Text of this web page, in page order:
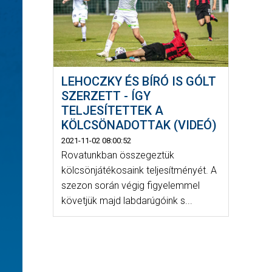
LEHOCZKY ÉS BÍRÓ IS GÓLT
SZERZETT - ÍGY
TELJESÍTETTEK A
KÖLCSÖNADOTTAK (VIDEÓ)
2021-11-02 08:00:52
Rovatunkban összegeztük
kölcsönjátékosaink teljesítményét. A
szezon során végig figyelemmel
követjük majd labdarúgóink s...